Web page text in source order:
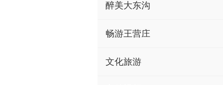
醉美大东沟
畅游王营庄
文化旅游